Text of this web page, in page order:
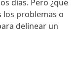
días. Pero ¿qué
los problemas o
delinear un